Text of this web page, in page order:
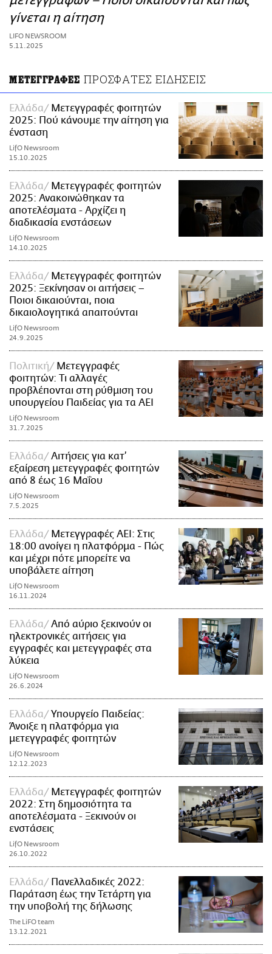
ΑΜΠΑ
PRINT
γίνεται η αίτηση
LIFO NEWSROOM
5.11.2025
ΜΕΤΕΓΓΡΑΦΕΣ ΠΡΟΣΦΑΤΕΣ ΕΙΔΗΣΕΙΣ
Ελλάδα
Μετεγγραφές φοιτητών
2025: Πού κάνουμε την αίτηση για
ένσταση
LifO Newsroom
15.10.2025
Ελλάδα
Μετεγγραφές φοιτητών
2025: Ανακοινώθηκαν τα
αποτελέσματα - Αρχίζει η
διαδικασία ενστάσεων
LifO Newsroom
14.10.2025
Ελλάδα
Μετεγγραφές φοιτητών
2025: Ξεκίνησαν οι αιτήσεις –
Ποιοι δικαιούνται, ποια
δικαιολογητικά απαιτούνται
LifO Newsroom
24.9.2025
Πολιτική
Μετεγγραφές
φοιτητών: Τι αλλαγές
προβλέπονται στη ρύθμιση του
υπουργείου Παιδείας για τα ΑΕΙ
LifO Newsroom
31.7.2025
Ελλάδα
Αιτήσεις για κατ’
εξαίρεση μετεγγραφές φοιτητών
από 8 έως 16 Μαΐου
LifO Newsroom
7.5.2025
Ελλάδα
Μετεγγραφές ΑΕΙ: Στις
18:00 ανοίγει η πλατφόρμα - Πώς
και μέχρι πότε μπορείτε να
υποβάλετε αίτηση
LifO Newsroom
16.11.2024
Ελλάδα
Από αύριο ξεκινούν οι
ηλεκτρονικές αιτήσεις για
εγγραφές και μετεγγραφές στα
λύκεια
LifO Newsroom
26.6.2024
Ελλάδα
Υπουργείο Παιδείας:
Άνοιξε η πλατφόρμα για
μετεγγραφές φοιτητών
LifO Newsroom
12.12.2023
Ελλάδα
Μετεγγραφές φοιτητών
2022: Στη δημοσιότητα τα
αποτελέσματα - Ξεκινούν οι
ενστάσεις
LifO Newsroom
26.10.2022
Ελλάδα
Πανελλαδικές 2022:
Παράταση έως την Τετάρτη για
την υποβολή της δήλωσης
The LiFO team
13.12.2021